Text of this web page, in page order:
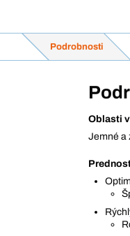
Podrobnosti
Oblasti
Jemné a